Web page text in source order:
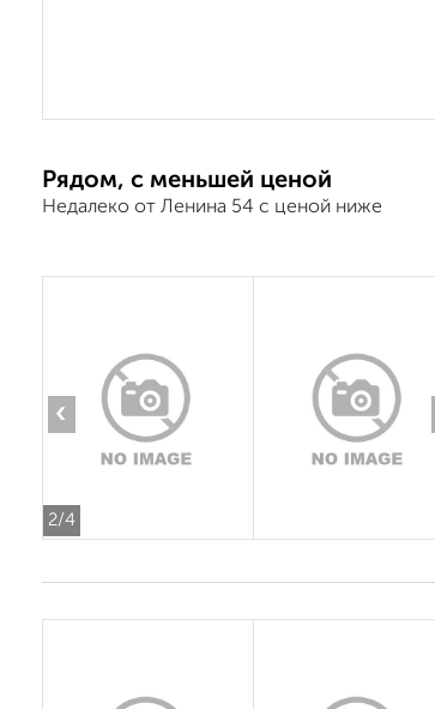
Рядом, с меньшей ценой
Недалеко от Ленина 54 с ценой ниже
2/4
‹